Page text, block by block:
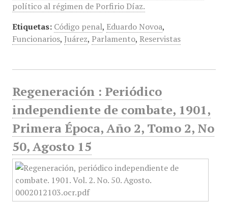
político al régimen de Porfirio Díaz.
Etiquetas: Código penal, Eduardo Novoa,
Funcionarios, Juárez, Parlamento, Reservistas
Regeneración : Periódico
independiente de combate, 1901,
Primera Época, Año 2, Tomo 2, No
50, Agosto 15